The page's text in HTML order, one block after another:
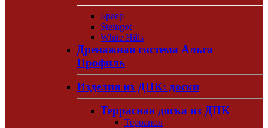
Браер
Steingot
White Hills
Дренажная система Альта
Профиль
Изделия из ДПК: доски
Террасная доска из ДПК
Террапол